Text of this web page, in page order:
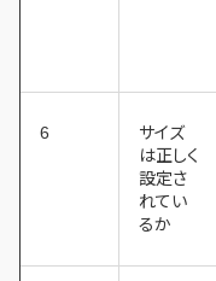
6
サイズ
は正しく
設定さ
れてい
るか